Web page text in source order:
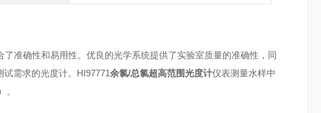
准确性和易用性。优良的光学系统提供了实验室质量的准确性，同
需求的光度计。HI97771余氯/总氯超高范围光度计仪表测量水样中
。